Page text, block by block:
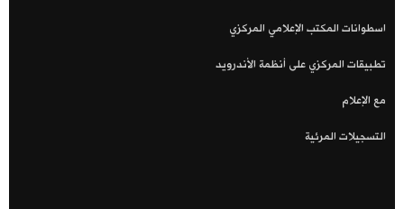
اسطوانات المكتب الإعلامي المركزي
تطبيقات المركزي على أنظمة الأندرويد
مع الإعلام
التسجيلات المرئية